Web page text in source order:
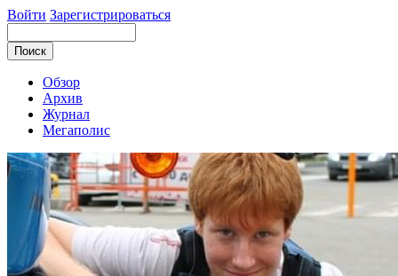
Войти Зарегистрироваться
Обзор
Архив
Журнал
Мегаполис